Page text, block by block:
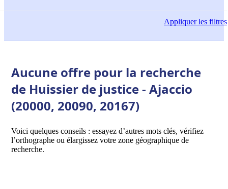
Appliquerles filtres
Aucune offre pour la recherche
de Huissier de justice - Ajaccio
(20000, 20090, 20167)
Voici quelques conseils : essayez d’autres mots clés, vérifiez
l’orthographe ou élargissez votre zone géographique de
recherche.